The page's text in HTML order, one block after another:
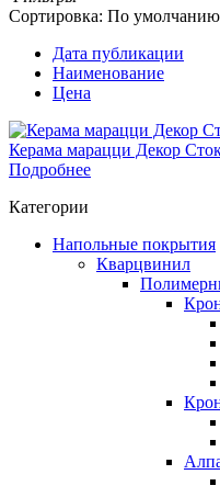
Сортировка: По умолчанию
Дата публикации
Наименование
Цена
Керама марацци Декор
Подробнее
Категории
Напольные покрытия
Кварцвинил